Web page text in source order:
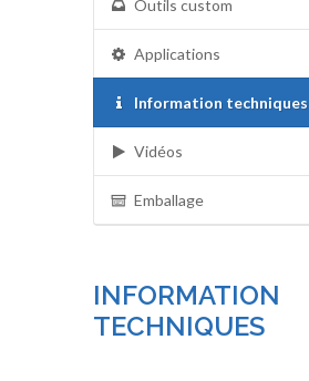
Outils custom
Applications
Information techniques
Vidéos
Emballage
INFORMATION
TECHNIQUES